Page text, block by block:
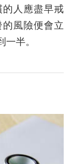
人應盡早戒
風險便會立
半。